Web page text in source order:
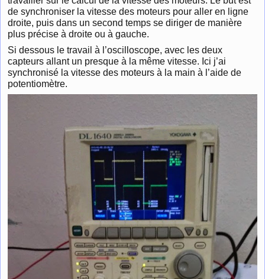
de synchroniser la vitesse des moteurs pour aller en ligne
droite, puis dans un second temps se diriger de manière
plus précise à droite ou à gauche.
Si dessous le travail à l’oscilloscope, avec les deux
capteurs allant un presque à la même vitesse. Ici j’ai
synchronisé la vitesse des moteurs à la main à l’aide de
potentiomètre.